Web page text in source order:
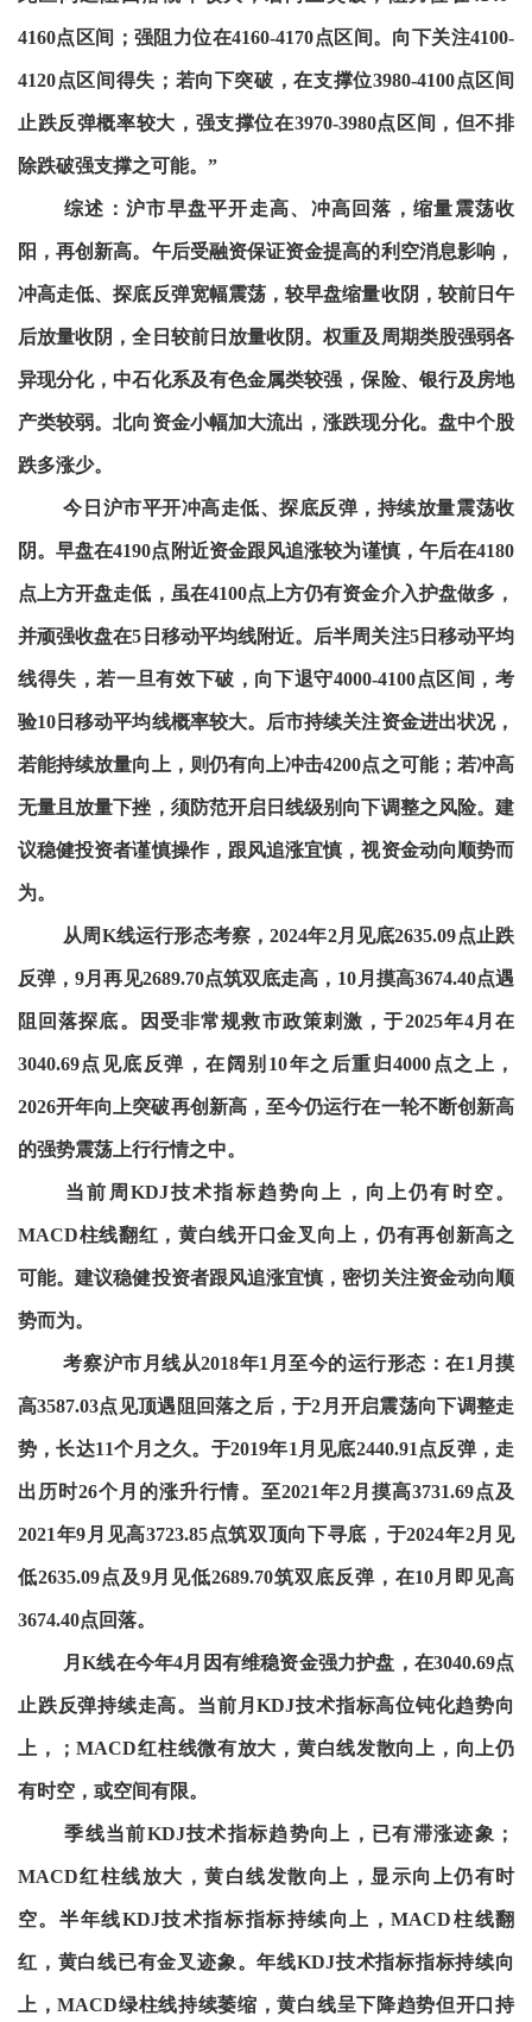
4160点区间；强阻力位在4160-4170点区间。向下关注4100-
4120点区间得失；若向下突破，在支撑位3980-4100点区间
止跌反弹概率较大，强支撑位在3970-3980点区间，但不排
除跌破强支撑之可能。”
综述：沪市早盘平开走高、冲高回落，缩量震荡收
阳，再创新高。午后受融资保证资金提高的利空消息影响，
冲高走低、探底反弹宽幅震荡，较早盘缩量收阴，较前日午
后放量收阴，全日较前日放量收阴。权重及周期类股强弱各
异现分化，中石化系及有色金属类较强，保险、银行及房地
产类较弱。北向资金小幅加大流出，涨跌现分化。盘中个股
跌多涨少。
今日沪市平开冲高走低、探底反弹，持续放量震荡收
阴。早盘在4190点附近资金跟风追涨较为谨慎，午后在4180
点上方开盘走低，虽在4100点上方仍有资金介入护盘做多，
并顽强收盘在5日移动平均线附近。后半周关注5日移动平均
线得失，若一旦有效下破，向下退守4000-4100点区间，考
验10日移动平均线概率较大。后市持续关注资金进出状况，
若能持续放量向上，则仍有向上冲击4200点之可能；若冲高
无量且放量下挫，须防范开启日线级别向下调整之风险。建
议稳健投资者谨慎操作，跟风追涨宜慎，视资金动向顺势而
为。
从周K线运行形态考察，2024年2月见底2635.09点止跌
反弹，9月再见2689.70点筑双底走高，10月摸高3674.40点遇
阻回落探底。因受非常规救市政策刺激，于2025年4月在
3040.69点见底反弹，在阔别10年之后重归4000点之上，
2026开年向上突破再创新高，至今仍运行在一轮不断创新高
的强势震荡上行行情之中。
当前周KDJ技术指标趋势向上，向上仍有时空。
MACD柱线翻红，黄白线开口金叉向上，仍有再创新高之
可能。建议稳健投资者跟风追涨宜慎，密切关注资金动向顺
势而为。
考察沪市月线从2018年1月至今的运行形态：在1月摸
高3587.03点见顶遇阻回落之后，于2月开启震荡向下调整走
势，长达11个月之久。于2019年1月见底2440.91点反弹，走
出历时26个月的涨升行情。至2021年2月摸高3731.69点及
2021年9月见高3723.85点筑双顶向下寻底，于2024年2月见
低2635.09点及9月见低2689.70筑双底反弹，在10月即见高
3674.40点回落。
月K线在今年4月因有维稳资金强力护盘，在3040.69点
止跌反弹持续走高。当前月KDJ技术指标高位钝化趋势向
上，；MACD红柱线微有放大，黄白线发散向上，向上仍
有时空，或空间有限。
季线当前KDJ技术指标趋势向上，已有滞涨迹象；
MACD红柱线放大，黄白线发散向上，显示向上仍有时
空。半年线KDJ技术指标指标持续向上，MACD柱线翻
红，黄白线已有金叉迹象。年线KDJ技术指标指标持续向
上，MACD绿柱线持续萎缩，黄白线呈下降趋势但开口持